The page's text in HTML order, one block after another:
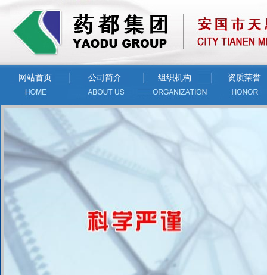
网站首页 公司简介 组织机构 资质荣誉